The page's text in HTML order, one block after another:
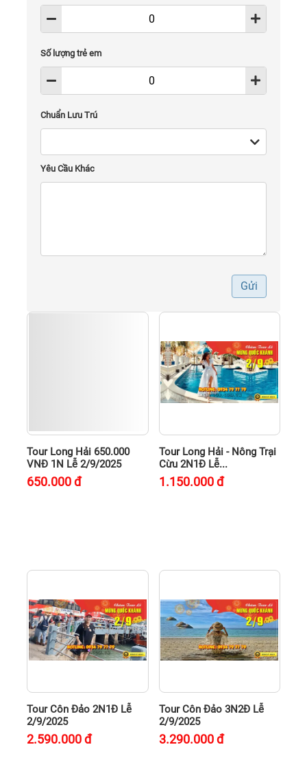
Số lượng trẻ em
Chuẩn Lưu Trú
Yêu Cầu Khác
Gửi
Tour Long Hải 650.000
VNĐ 1N Lễ 2/9/2025
650.000đ
Tour Long Hải - Nông Trại
Cừu 2N1Đ Lễ...
1.150.000đ
Tour Côn Đảo 2N1Đ Lễ
2/9/2025
2.590.000đ
Tour Côn Đảo 3N2Đ Lễ
2/9/2025
3.290.000đ